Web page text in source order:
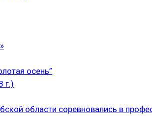
осень”
г.)
области соревновались в